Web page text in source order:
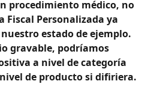
procedimiento médico, no
Fiscal Personalizada ya
estado de ejemplo.
gravable, podríamos
a nivel de categoría
de producto si difiriera.